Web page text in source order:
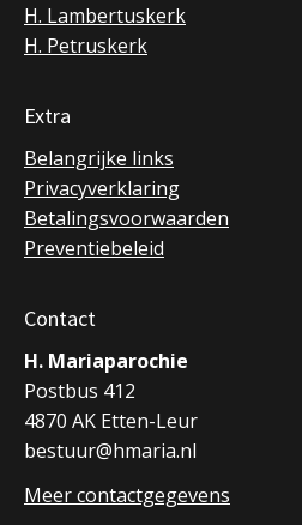
H. Lambertuskerk
H. Petruskerk
Extra
Belangrijke links
Privacyverklaring
Betalingsvoorwaarden
Preventiebeleid
Contact
H. Mariaparochie
Postbus 412
4870 AK Etten-Leur
bestuur@hmaria.nl
Meer contactgegevens